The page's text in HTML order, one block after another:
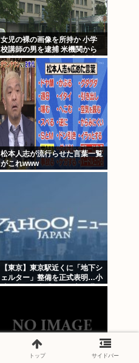
女児の裸の画像を所持か 小学
校講師の男を逮捕 米機関から
の情報提供で発覚 三重・津市
松本人志が流行らせた言葉一覧
がこれwww
【東京】東京駅近くに「地下シ
ェルター」整備を正式表明…小
池百合子知事「多くの方が滞
トップ サイドバー